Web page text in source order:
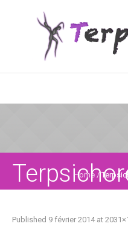
Home /
Published 9 février 2014at